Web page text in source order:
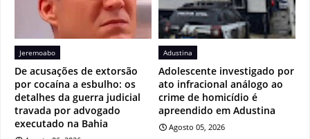
Jeremoabo
De acusações de extorsão
por cocaína a esbulho: os
detalhes da guerra judicial
travada por advogado
executado na Bahia
Adustina
Adolescente investigado por
ato infracional análogo ao
crime de homicídio é
apreendido em Adustina
Agosto 05, 2026